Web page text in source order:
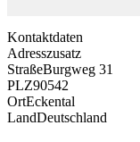
Kontaktdaten
Adresszusatz
StraßeBurgweg 31
PLZ90542
OrtEckental
LandDeutschland